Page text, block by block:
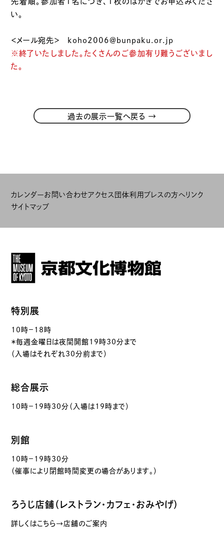
い。
＜メール宛先＞ koho2006＠bunpaku.or.jp
※終了いたしました。たくさんのご参加有り難うございまし
た。
過去の展示一覧へ戻る →
カレンダーお問い合わせアクセス 団体利用 プレスの方へリンク
サイトマップ
特別展
10時－18時
＊毎週金曜日は夜間開館19時30分まで
（入場はそれぞれ30分前まで）
総合展示
10時－19時30分（入場は19時まで）
別館
10時－19時30分
（催事により閉館時間変更の場合があります。）
ろうじ店舗（レストラン・カフェ・おみやげ）
詳しくはこちら→店舗のご案内